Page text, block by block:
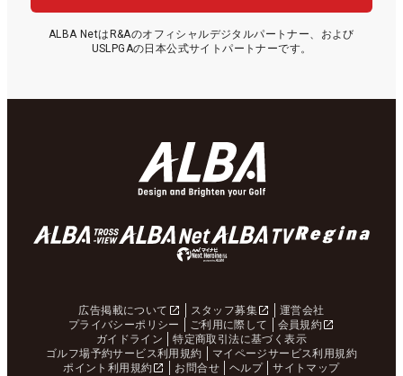
ALBA NetはR&Aのオフィシャルデジタルパートナー、および
USLPGAの日本公式サイトパートナーです。
広告掲載について スタッフ募集
運営会社
プライバシーポリシー
ご利用に際して
会員規約
ガイドライン
特定商取引法に基づく表示
ゴルフ場予約サービス利用規約
マイページサービス利用規約
ポイント利用規約
お問合せ ヘルプ サイトマップ